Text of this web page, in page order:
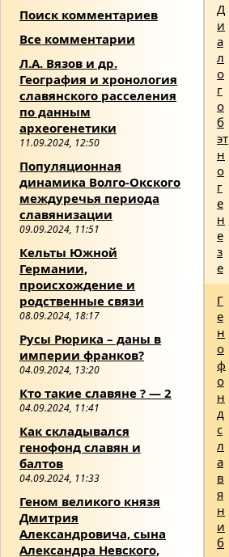
Поиск комментариев
Все комментарии
Л.А. Вязов и др.
География и хронология
славянского расселения
по данным
археогенетики
11.09.2024, 12:50
Популяционная
динамика Волго-Окского
междуречья периода
славянизации
09.09.2024, 11:51
Кельты Южной
Германии,
происхождение и
родственные связи
08.09.2024, 18:17
Русы Рюрика – даны в
империи франков?
04.09.2024, 13:20
Кто такие славяне ? — 2
04.09.2024, 11:41
Как складывался
генофонд славян и
балтов
04.09.2024, 11:33
Геном великого князя
Дмитрия
Александровича, сына
Александра Невского,
Д
и
а
л
о
г
о
б
эт
н
о
г
е
н
е
з
е
Г
е
н
о
ф
о
н
д
с
л
а
в
я
н
и
б